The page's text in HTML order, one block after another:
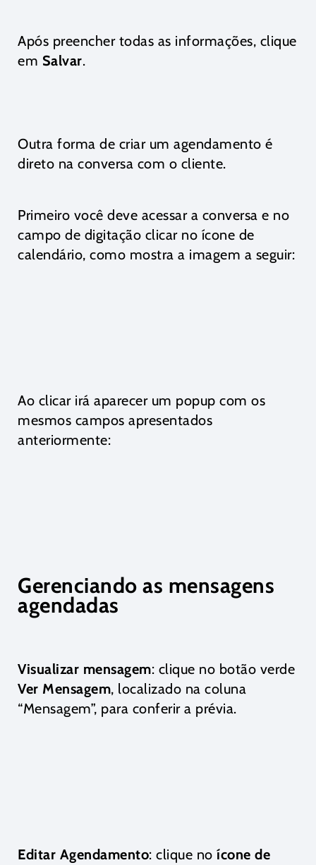
Após preencher todas as informações, clique
em Salvar.
Outra forma de criar um agendamento é
direto na conversa com o cliente.
Primeiro você deve acessar a conversa e no
campo de digitação clicar no ícone de
calendário, como mostra a imagem a seguir:
Ao clicar irá aparecer um popup com os
mesmos campos apresentados
anteriormente:
Gerenciando as mensagens
agendadas
Visualizar mensagem: clique no botão verde
Ver Mensagem, localizado na coluna
“Mensagem”, para conferir a prévia.
Editar Agendamento: clique no ícone de